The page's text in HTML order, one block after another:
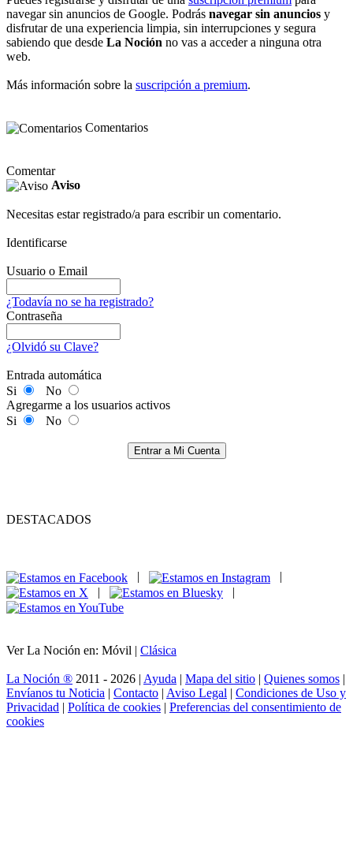
navegar sin anuncios de Google. Podrás navegar sin anuncios y
disfrutar de una experiencia limpia, sin interrupciones y segura
sabiendo que desde La Noción no vas a acceder a ninguna otra
web.
Más información sobre la suscripción a premium.
Comentarios
Comentar
Aviso
Necesitas estar registrado/a para escribir un comentario.
Identificarse
Usuario o Email
¿Todavía no se ha registrado?
Contraseña
¿Olvidó su Clave?
Entrada automática
Si
No
Agregarme a los usuarios activos
Si
No
Entrar a Mi Cuenta
DESTACADOS
|
|
Ver La Noción en: Móvil | Clásica
La Noción ® 2011 - 2026 | Ayuda | Mapa del sitio | Quienes somos |
Envíanos tu Noticia | Contacto | Aviso Legal | Condiciones de Uso y
Privacidad | Política de cookies | Preferencias del consentimiento de
cookies